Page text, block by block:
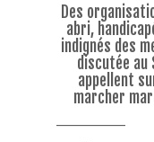
Des
abri,
indignés des
discutée au
appellent
marcher
———————